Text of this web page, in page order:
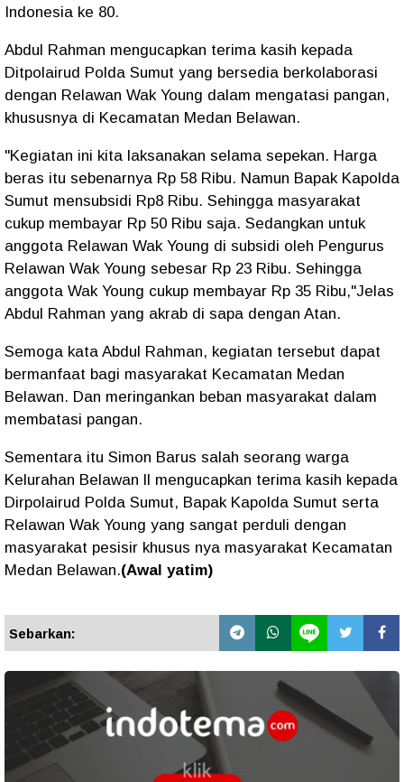
Indonesia ke 80.
Abdul Rahman mengucapkan terima kasih kepada
Ditpolairud Polda Sumut yang bersedia berkolaborasi
dengan Relawan Wak Young dalam mengatasi pangan,
khususnya di Kecamatan Medan Belawan.
"Kegiatan ini kita laksanakan selama sepekan. Harga
beras itu sebenarnya Rp 58 Ribu. Namun Bapak Kapolda
Sumut mensubsidi Rp8 Ribu. Sehingga masyarakat
cukup membayar Rp 50 Ribu saja. Sedangkan untuk
anggota Relawan Wak Young di subsidi oleh Pengurus
Relawan Wak Young sebesar Rp 23 Ribu. Sehingga
anggota Wak Young cukup membayar Rp 35 Ribu,"Jelas
Abdul Rahman yang akrab di sapa dengan Atan.
Semoga kata Abdul Rahman, kegiatan tersebut dapat
bermanfaat bagi masyarakat Kecamatan Medan
Belawan. Dan meringankan beban masyarakat dalam
membatasi pangan.
Sementara itu Simon Barus salah seorang warga
Kelurahan Belawan ll mengucapkan terima kasih kepada
Dirpolairud Polda Sumut, Bapak Kapolda Sumut serta
Relawan Wak Young yang sangat perduli dengan
masyarakat pesisir khusus nya masyarakat Kecamatan
Medan Belawan.(Awal yatim)
Sebarkan: